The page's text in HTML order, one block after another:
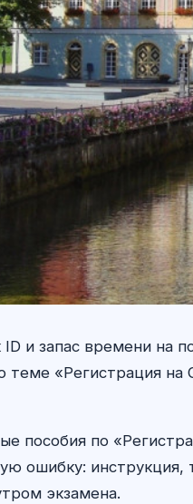
ID и запас времени
теме «Регистрация
пособия по
ошибку: инструкция,
экзамена.